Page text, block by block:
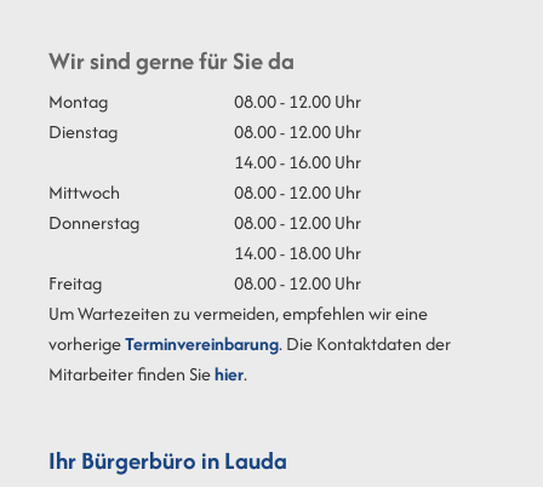
Wir sind gerne für Sie da
Montag
08.00 - 12.00 Uhr
Dienstag
08.00 - 12.00 Uhr
14.00 - 16.00 Uhr
Mittwoch
08.00 - 12.00 Uhr
Donnerstag
08.00 - 12.00 Uhr
14.00 - 18.00 Uhr
Freitag
08.00 - 12.00 Uhr
Um Wartezeiten zu vermeiden, empfehlen wir eine
vorherigeTerminvereinbarung. Die Kontaktdaten der
Mitarbeiter finden Siehier.
Ihr Bürgerbüro in Lauda